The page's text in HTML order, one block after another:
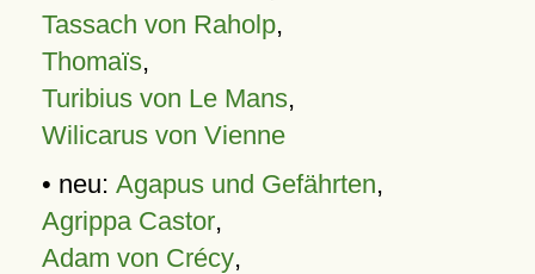
Tassach von Raholp,
Thomaïs,
Turibius von Le Mans,
Wilicarus von Vienne
• neu: Agapus und Gefährten,
Agrippa Castor,
Adam von Crécy,